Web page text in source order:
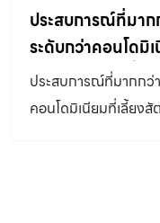
ออกแบบบ้านอย่างไรใ
อย่างไรให้น้องๆ สุขภ
ที่ไหนได้บ้าง […]
ชูสกุล (คุณจุ๋ม) อาชีพ
วิวอสังหาฯ Prop
ลด็อก (IG:
ประสบการณ์ที่มา
ระดับกว่าคอนโดมิ
แค่อนุญาต ให้เลี้ย
ร่วมกันแบบ
ประสบการณ์ที่มากกว่
คอนโดมิเนียมที่เลี้ยงสั